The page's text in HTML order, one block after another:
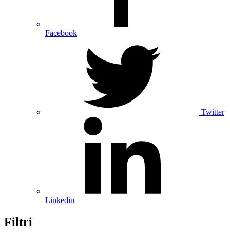
Facebook
Twitter
Linkedin
Filtri